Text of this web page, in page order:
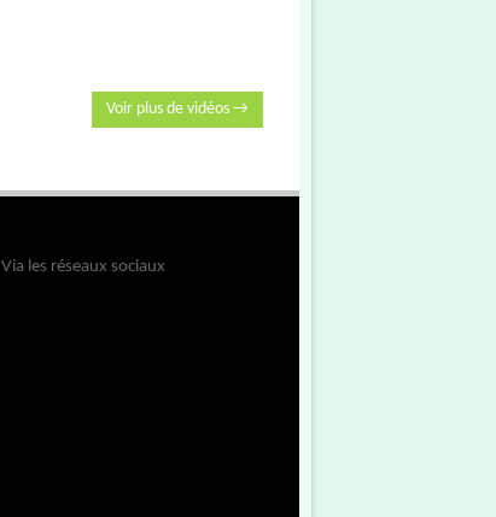
Voir plus de vidéos →
Via les réseaux sociaux